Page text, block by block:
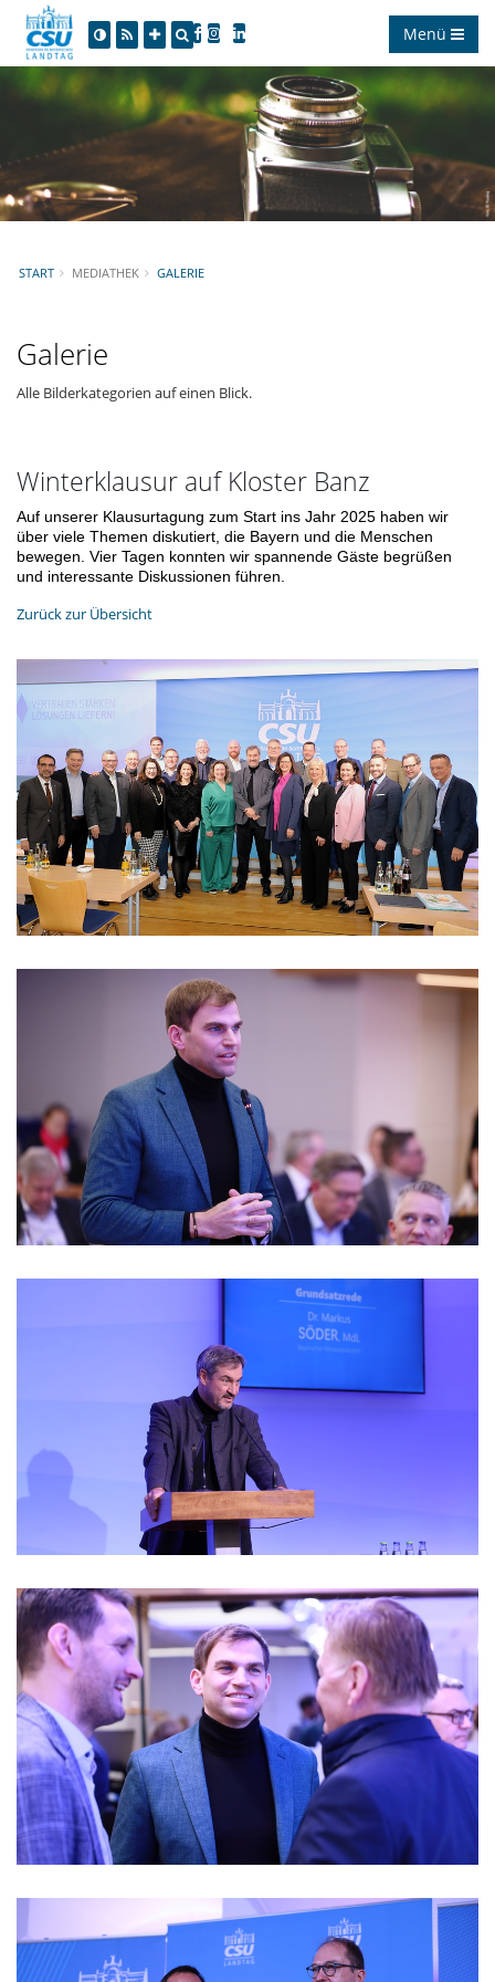
Menü
START MEDIATHEK GALERIE
Galerie
Alle Bilderkategorien auf einen Blick.
Winterklausur auf Kloster Banz
Auf unserer Klausurtagung zum Start ins Jahr 2025 haben wir
über viele Themen diskutiert, die Bayern und die Menschen
bewegen. Vier Tagen konnten wir spannende Gäste begrüßen
und interessante Diskussionen führen.
Zurück zur Übersicht